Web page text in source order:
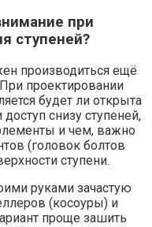
при
ступеней?
производиться ещё
проектировании
будет ли открыта
снизу ступеней,
и чем, важно
(головок болтов
ступени.
руками зачастую
(косоуры) и
проще зашить